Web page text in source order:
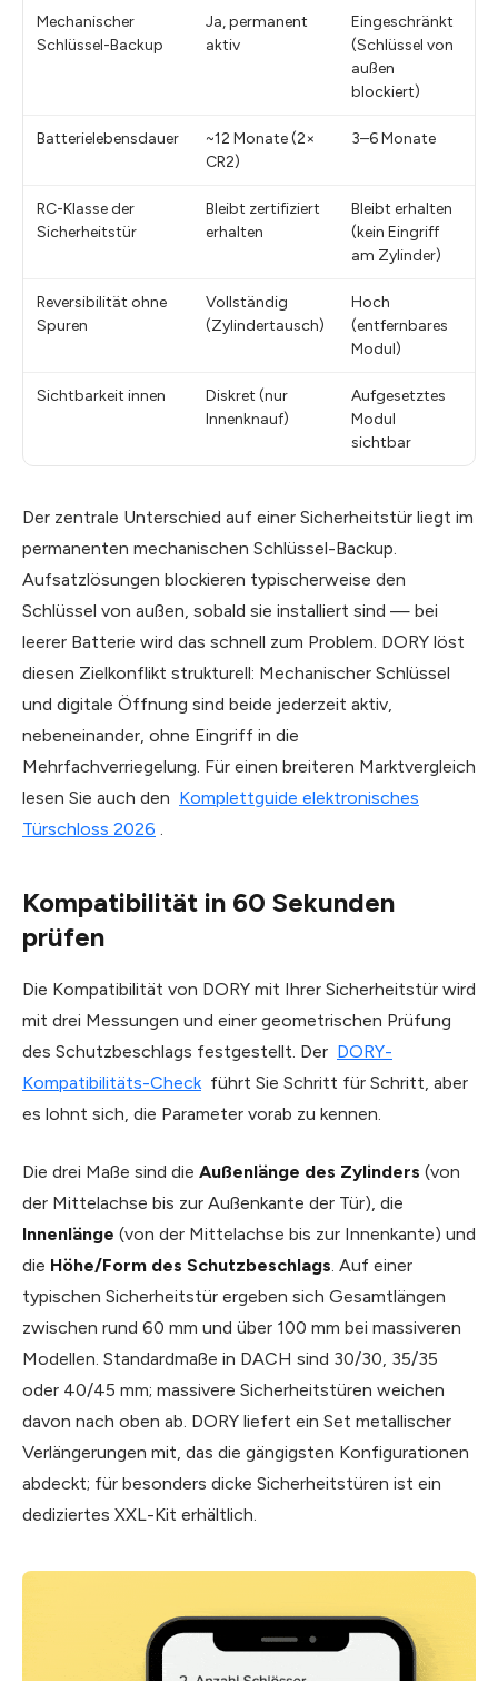
Mechanischer
Schlüssel-Backup
Ja, permanent
aktiv
Eingeschränkt
(Schlüssel von
außen
blockiert)
Batterielebensdauer
~12 Monate (2×
CR2)
3–6 Monate
RC-Klasse der
Sicherheitstür
Bleibt zertifiziert
erhalten
Bleibt erhalten
(kein Eingriff
am Zylinder)
Reversibilität ohne
Spuren
Vollständig
(Zylindertausch)
Hoch
(entfernbares
Modul)
Sichtbarkeit innen
Diskret (nur
Innenknauf)
Aufgesetztes
Modul
sichtbar
Der zentrale Unterschied auf einer Sicherheitstür liegt im
permanenten mechanischen Schlüssel-Backup.
Aufsatzlösungen blockieren typischerweise den
Schlüssel von außen, sobald sie installiert sind — bei
leerer Batterie wird das schnell zum Problem. DORY löst
diesen Zielkonflikt strukturell: Mechanischer Schlüssel
und digitale Öffnung sind beide jederzeit aktiv,
nebeneinander, ohne Eingriff in die
Mehrfachverriegelung. Für einen breiteren Marktvergleich
lesen Sie auch den Komplettguide elektronisches
Türschloss 2026 .
Kompatibilität in 60 Sekunden
prüfen
Die Kompatibilität von DORY mit Ihrer Sicherheitstür wird
mit drei Messungen und einer geometrischen Prüfung
des Schutzbeschlags festgestellt. Der DORY-
Kompatibilitäts-Check führt Sie Schritt für Schritt, aber
es lohnt sich, die Parameter vorab zu kennen.
Die drei Maße sind die Außenlänge des Zylinders (von
der Mittelachse bis zur Außenkante der Tür), die
Innenlänge (von der Mittelachse bis zur Innenkante) und
die Höhe/Form des Schutzbeschlags. Auf einer
typischen Sicherheitstür ergeben sich Gesamtlängen
zwischen rund 60 mm und über 100 mm bei massiveren
Modellen. Standardmaße in DACH sind 30/30, 35/35
oder 40/45 mm; massivere Sicherheitstüren weichen
davon nach oben ab. DORY liefert ein Set metallischer
Verlängerungen mit, das die gängigsten Konfigurationen
abdeckt; für besonders dicke Sicherheitstüren ist ein
dediziertes XXL-Kit erhältlich.